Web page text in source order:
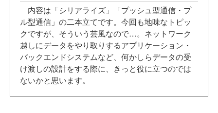
内容は「シリアライズ」「プッシュ型通信・プ
ル型通信」の二本立てです。今回も地味なトピッ
クですが、そういう芸風なので…。ネットワーク
越しにデータをやり取りするアプリケーション・
バックエンドシステムなど、何かしらデータの受
け渡しの設計をする際に、きっと役に立つのでは
ないかと思います。